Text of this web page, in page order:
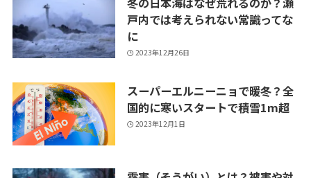
戸内では考えられない常識ってな
に
2023年12月26日
スーパーエルニーニョで暖冬？全
国的に寒いスタートで積雪1m超
2023年12月1日